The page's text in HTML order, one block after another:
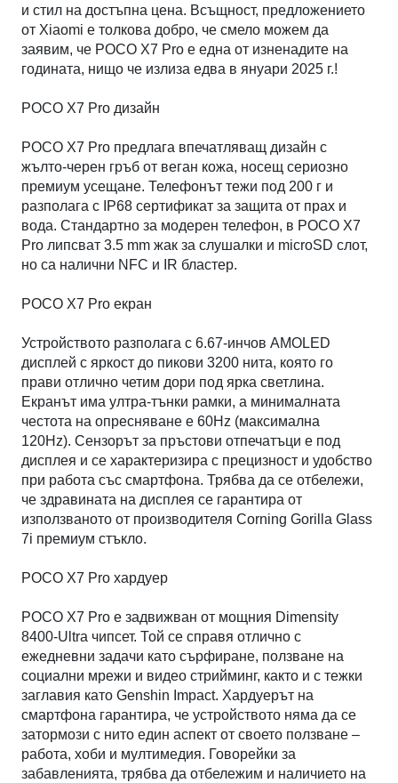
и стил на достъпна цена. Всъщност, предложението
от Xiaomi е толкова добро, че смело можем да
заявим, че POCO X7 Pro е една от изненадите на
годината, нищо че излиза едва в януари 2025 г.!
POCO X7 Pro дизайн
POCO X7 Pro предлага впечатляващ дизайн с
жълто-черен гръб от веган кожа, носещ сериозно
премиум усещане. Телефонът тежи под 200 г и
разполага с IP68 сертификат за защита от прах и
вода. Стандартно за модерен телефон, в POCO X7
Pro липсват 3.5 mm жак за слушалки и microSD слот,
но са налични NFC и IR бластер.
POCO X7 Pro екран
Устройството разполага с 6.67-инчов AMOLED
дисплей с яркост до пикови 3200 нита, която го
прави отлично четим дори под ярка светлина.
Екранът има ултра-тънки рамки, а минималната
честота на опресняване е 60Hz (максимална
120Hz). Сензорът за пръстови отпечатъци е под
дисплея и се характеризира с прецизност и удобство
при работа със смартфона. Трябва да се отбележи,
че здравината на дисплея се гарантира от
използваното от производителя Corning Gorilla Glass
7i премиум стъкло.
POCO X7 Pro хардуер
POCO X7 Pro е задвижван от мощния Dimensity
8400-Ultra чипсет. Той се справя отлично с
ежедневни задачи като сърфиране, ползване на
социални мрежи и видео стрийминг, както и с тежки
заглавия като Genshin Impact. Хардуерът на
смартфона гарантира, че устройството няма да се
затормози с нито един аспект от своето ползване –
работа, хоби и мултимедия. Говорейки за
забавленията, трябва да отбележим и наличието на